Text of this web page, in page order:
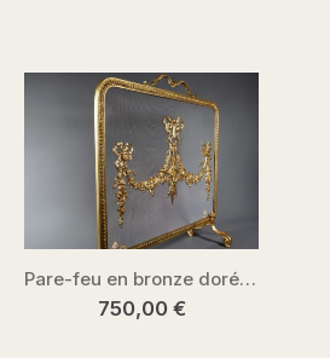
Pare-feu en bronze doré – XIXe siècle
750,00 €